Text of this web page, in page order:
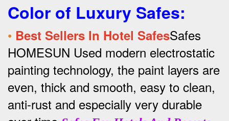
Color of Luxury Safes:
• Best Sellers In Hotel SafesSafes
HOMESUN Used modern electrostatic
painting technology, the paint layers are
even, thick and smooth, easy to clean,
anti-rust and especially very durable